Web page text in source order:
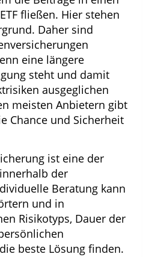
fließen. Hier stehen
Daher sind
eine längere
steht und damit
ausgeglichen
meisten Anbietern gibt
Chance und Sicherheit
ist eine der
der
Beratung kann
und in
Risikotyps, Dauer der
beste Lösung finden.